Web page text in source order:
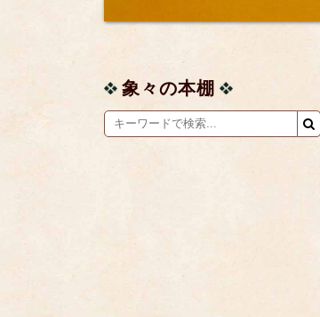
象々の本棚